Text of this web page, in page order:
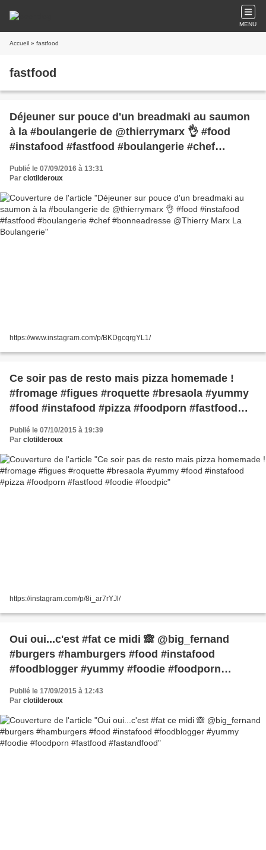
MENU
Accueil » fastfood
fastfood
Déjeuner sur pouce d'un breadmaki au saumon
à la #boulangerie de @thierrymarx 👌 #food
#instafood #fastfood #boulangerie #chef
#bonneadresse @Thierry Marx La Boulangerie
Publié le 07/09/2016 à 13:31
Par clotilderoux
https://www.instagram.com/p/BKDgcqrgYL1/
Ce soir pas de resto mais pizza homemade !
#fromage #figues #roquette #bresaola #yummy
#food #instafood #pizza #foodporn #fastfood
Publié le 07/10/2015 à 19:39
Par clotilderoux
https://instagram.com/p/8i_ar7rYJl/
Oui oui...c'est #fat ce midi 🙈 @big_fernand
#burgers #hamburgers #food #instafood
#foodblogger #yummy #foodie #foodporn
#fastfood #fastandfood
Publié le 17/09/2015 à 12:43
Par clotilderoux